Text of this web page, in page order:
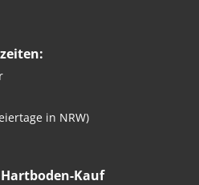
in NRW)
Kauf